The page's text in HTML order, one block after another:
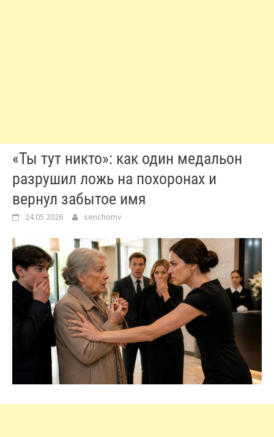
«Ты тут никто»: как один медальон
разрушил ложь на похоронах и
вернул забытое имя
24.05.2026 senchomv